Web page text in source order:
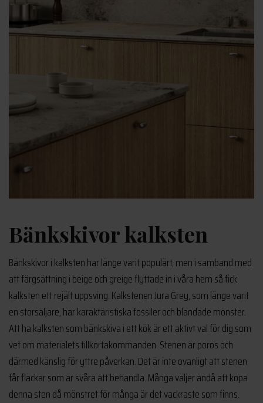
Bänkskivor kalksten
Bänkskivor i kalksten har länge varit populärt, men i samband med
att färgsättning i beige och greige flyttade in i våra hem så fick
kalksten ett rejält uppsving. Kalkstenen Jura Grey, som länge varit
en storsäljare, har karaktäristiska fossiler och blandade mönster.
Att ha kalksten som bänkskiva i ett kök är ett aktivt val för dig som
vet om materialets tillkortakommanden. Stenen är porös och
därmed känslig för yttre påverkan. Det är inte ovanligt att stenen
får fläckar som är svåra att behandla. Många väljer ändå att köpa
denna sten då mönstret för många är det vackraste som finns.